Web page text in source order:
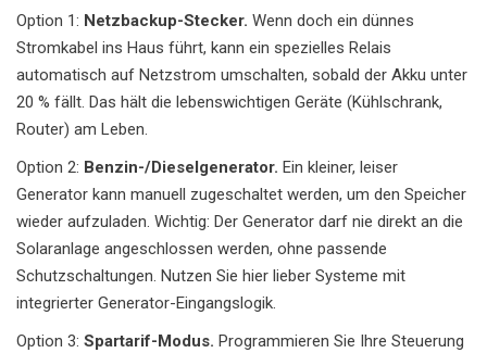
Option 1: Netzbackup-Stecker. Wenn doch ein dünnes
Stromkabel ins Haus führt, kann ein spezielles Relais
automatisch auf Netzstrom umschalten, sobald der Akku unter
20 % fällt. Das hält die lebenswichtigen Geräte (Kühlschrank,
Router) am Leben.
Option 2: Benzin-/Dieselgenerator. Ein kleiner, leiser
Generator kann manuell zugeschaltet werden, um den Speicher
wieder aufzuladen. Wichtig: Der Generator darf nie direkt an die
Solaranlage angeschlossen werden, ohne passende
Schutzschaltungen. Nutzen Sie hier lieber Systeme mit
integrierter Generator-Eingangslogik.
Option 3: Spartarif-Modus. Programmieren Sie Ihre Steuerung